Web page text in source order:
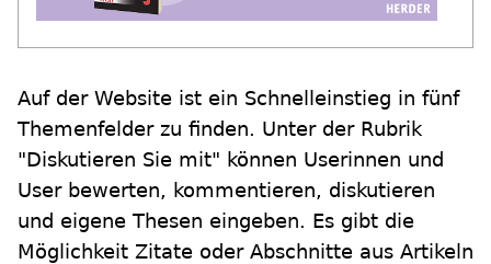
Auf der Website ist ein Schnelleinstieg in fünf
Themenfelder zu finden. Unter der Rubrik
"Diskutieren Sie mit" können Userinnen und
User bewerten, kommentieren, diskutieren
und eigene Thesen eingeben. Es gibt die
Möglichkeit Zitate oder Abschnitte aus Artikeln